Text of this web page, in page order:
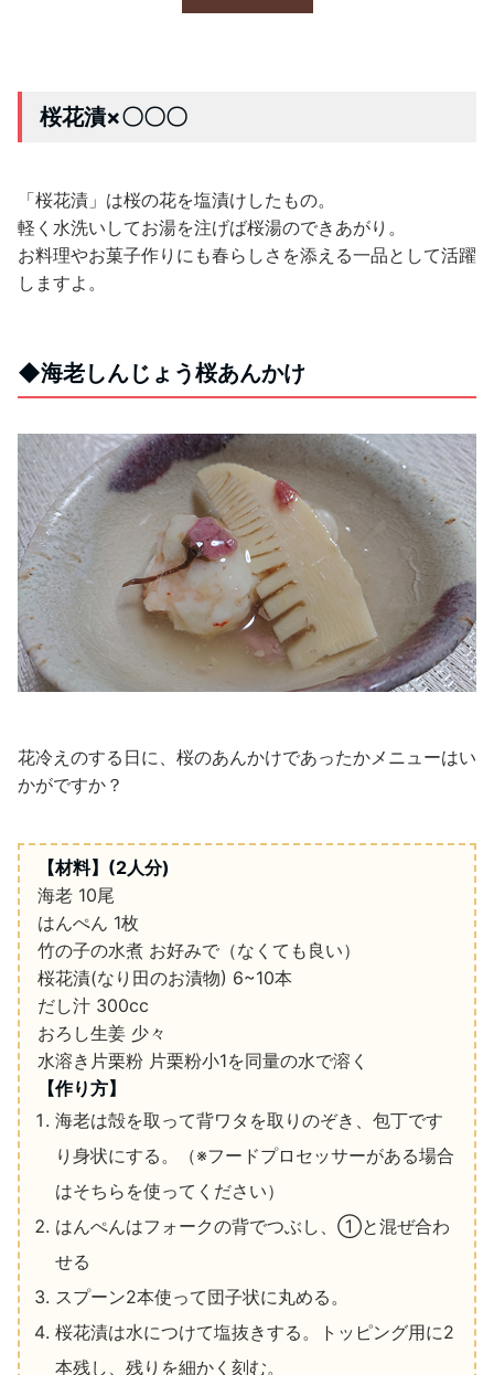
桜花漬×〇〇〇
「桜花漬」は桜の花を塩漬けしたもの。
軽く水洗いしてお湯を注げば桜湯のできあがり。
お料理やお菓子作りにも春らしさを添える一品として活躍
しますよ。
◆海老しんじょう桜あんかけ
花冷えのする日に、桜のあんかけであったかメニューはい
かがですか？
【材料】 (2人分)
海老 10尾
はんぺん 1枚
竹の子の水煮 お好みで（なくても良い）
桜花漬(なり田のお漬物) 6~10本
だし汁 300cc
おろし生姜 少々
水溶き片栗粉 片栗粉小1を同量の水で溶く
【作り方】
海老は殻を取って背ワタを取りのぞき、包丁です
り身状にする。
（※フードプロセッサーがある場合
はそちらを使ってください）
はんぺんはフォークの背でつぶし、①と混ぜ合わ
せる
スプーン2本使って団子状に丸める。
桜花漬は水につけて塩抜きする。トッピング用に2
本残し、残りを細かく刻む。